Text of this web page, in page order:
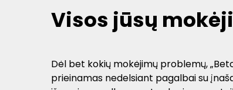
Visos jūsų
Dėl bet kokių mokėjimų problemų,
prieinamas nedelsiant pagalbai su